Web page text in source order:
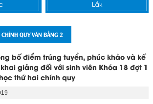
Lắk
QUY VĂN BẰNG 2
bố điểm trúng tuyển, phúc khảo và kế
giảng đối với sinh viên Khóa 18 đợt 1
thứ hai chính quy